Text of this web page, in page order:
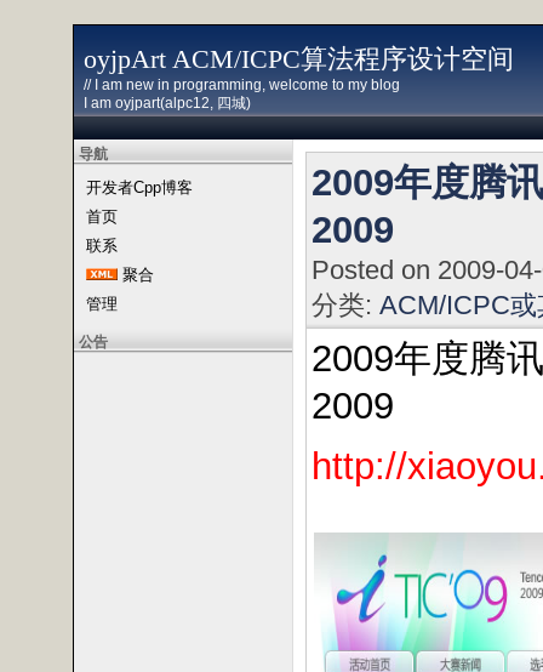
oyjpArt ACM/ICPC算法程序设计空间
// I am new in programming, welcome to my blog
I am oyjpart(alpc12, 四城)
导航
开发者Cpp博客
首页
联系
聚合
管理
公告
2009年度腾
2009
Posted on 2009-
分类: ACM/ICPC
2009年度腾
2009
http://